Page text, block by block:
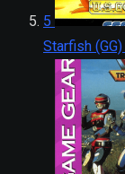
5
Starfish (GG)